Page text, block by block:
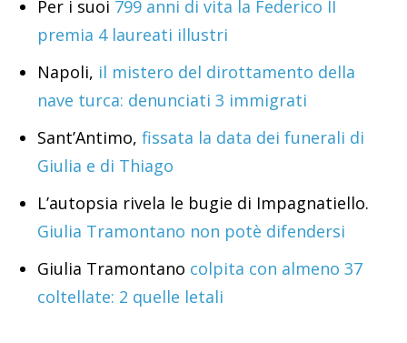
Per i suoi 799 anni di vita la Federico II
premia 4 laureati illustri
Napoli, il mistero del dirottamento della
nave turca: denunciati 3 immigrati
Sant’Antimo, fissata la data dei funerali di
Giulia e di Thiago
L’autopsia rivela le bugie di Impagnatiello.
Giulia Tramontano non potè difendersi
Giulia Tramontano colpita con almeno 37
coltellate: 2 quelle letali